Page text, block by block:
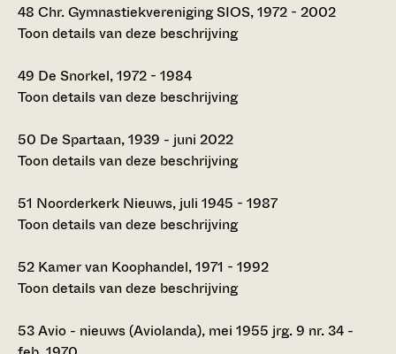
48 Chr. Gymnastiekvereniging SIOS, 1972 - 2002
Toon details van deze beschrijving
49 De Snorkel, 1972 - 1984
Toon details van deze beschrijving
50 De Spartaan, 1939 - juni 2022
Toon details van deze beschrijving
51 Noorderkerk Nieuws, juli 1945 - 1987
Toon details van deze beschrijving
52 Kamer van Koophandel, 1971 - 1992
Toon details van deze beschrijving
53Avio - nieuws (Aviolanda), mei 1955 jrg. 9 nr. 34 -